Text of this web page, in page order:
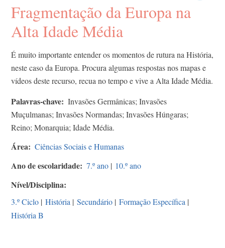
Fragmentação da Europa na
Alta Idade Média
É muito importante entender os momentos de rutura na História,
neste caso da Europa. Procura algumas respostas nos mapas e
vídeos deste recurso, recua no tempo e vive a Alta Idade Média.
Palavras-chave
Invasões Germânicas; Invasões
Muçulmanas; Invasões Normandas; Invasões Húngaras;
Reino; Monarquia; Idade Média.
Área Ciências Sociais e Humanas
Ano de escolaridade 7.º ano | 10.º ano
Nível/Disciplina
3.º Ciclo | História | Secundário | Formação Específica |
História B